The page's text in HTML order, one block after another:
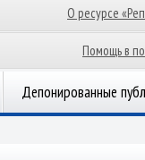
О ресурсе
Помощь в
Депонированные